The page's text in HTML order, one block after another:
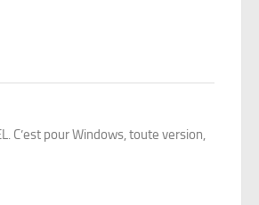
C’est pour Windows, toute version,